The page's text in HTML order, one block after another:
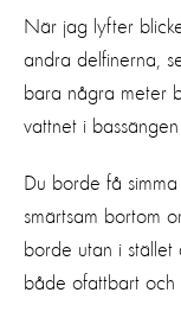
När jag lyfter
andra delfinerna,
bara några meter
vattnet i
Du borde få
smärtsam bortom
borde utan i stället
både ofattbart och